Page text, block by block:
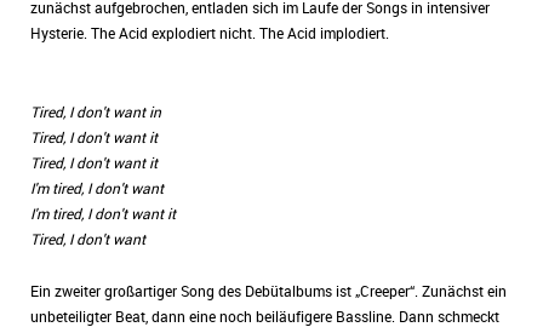
zunächst aufgebrochen, entladen sich im Laufe der Songs in intensiver
Hysterie. The Acid explodiert nicht. The Acid implodiert.
Tired, I don't want in
Tired, I don't want it
Tired, I don't want it
I'm tired, I don't want
I'm tired, I don't want it
Tired, I don't want
Ein zweiter großartiger Song des Debütalbums ist „Creeper“. Zunächst ein
unbeteiligter Beat, dann eine noch beiläufigere Bassline. Dann schmeckt